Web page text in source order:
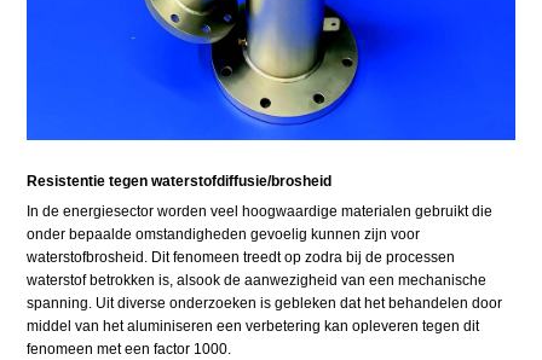
Resistentie tegen waterstofdiffusie/brosheid
In de energiesector worden veel hoogwaardige materialen gebruikt die
onder bepaalde omstandigheden gevoelig kunnen zijn voor
waterstofbrosheid. Dit fenomeen treedt op zodra bij de processen
waterstof betrokken is, alsook de aanwezigheid van een mechanische
spanning. Uit diverse onderzoeken is gebleken dat het behandelen door
middel van het aluminiseren een verbetering kan opleveren tegen dit
fenomeen met een factor 1000.